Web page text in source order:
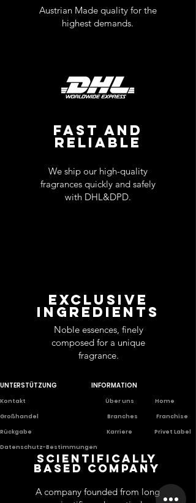
Austrian Made quality for the
highest demands.
FAST AND
RELIABLE
We ship our high-quality
fragrances quickly and safely
with DHL&DPD.
EXCLUSIVE
INGREDIENTS
Noble essences, finely
composed for a unique
fragrance.
Scientifically
based company
A company founded from long
UNTERSTÜTZUNG INFORMATION
Kontakt Über uns Home
Großhandel Branches Franchise
Rückgabe Karriere Privet Label
Datenschutz-Bestimmungen